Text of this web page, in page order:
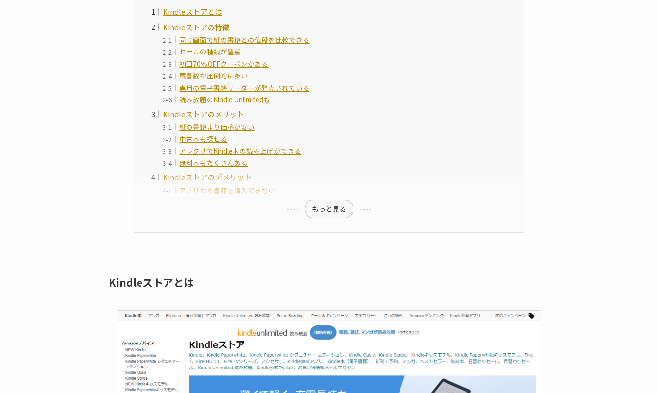
Kindleストアとは
Kindleストアの特徴
同じ画面で紙の書籍との値段を比較できる
セールの種類が豊富
初回70％OFFクーポンがある
蔵書数が圧倒的に多い
専用の電子書籍リーダーが発売されている
読み放題のKindle Unlimitedも
Kindleストアのメリット
紙の書籍より価格が安い
中古本も探せる
アレクサでKindle本の読み上げができる
無料本もたくさんある
Kindleストアのデメリット
アプリから書籍を購入できない
もっと見る
Kindleストアとは